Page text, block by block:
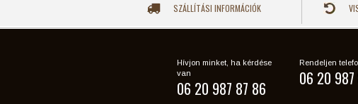
SZÁLLÍTÁSI INFORMÁCIÓK
Hívjon minket, ha kérdése
van
06 20 987 87 86
Rendeljen
06 20 987